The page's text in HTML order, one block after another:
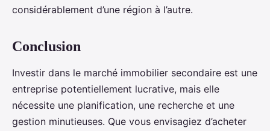
considérablement d’une région à l’autre.
Conclusion
Investir dans le marché immobilier secondaire est une
entreprise potentiellement lucrative, mais elle
nécessite une planification, une recherche et une
gestion minutieuses. Que vous envisagiez d’acheter